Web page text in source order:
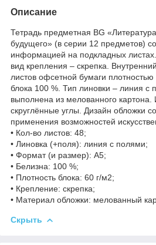
Описание
Тетрадь предметная BG
будущего» (в серии 12 предметов)
информацией на подкладных
вид крепления – скрепка.
листов офсетной бумаги
блока 100 %. Тип линовки – линия с
выполнена из мелованного
скруглённые углы. Дизайн обложки
применения возможностей
• Кол-во листов: 48;
• Линовка (+поля): линия с полями;
• Формат (и размер): А5;
• Белизна: 100 %;
• Плотность блока: 60 г/м2;
• Крепление: скрепка;
• Материал обложки: мелованный
Скрыть